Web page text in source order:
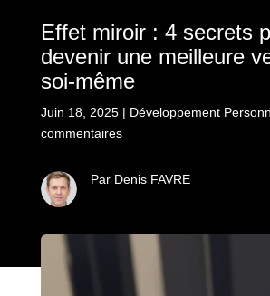
Effet miroir : 4 secrets
devenir une meilleure
soi-même
Juin 18, 2025| Développement
commentaires
Par Denis FAVRE